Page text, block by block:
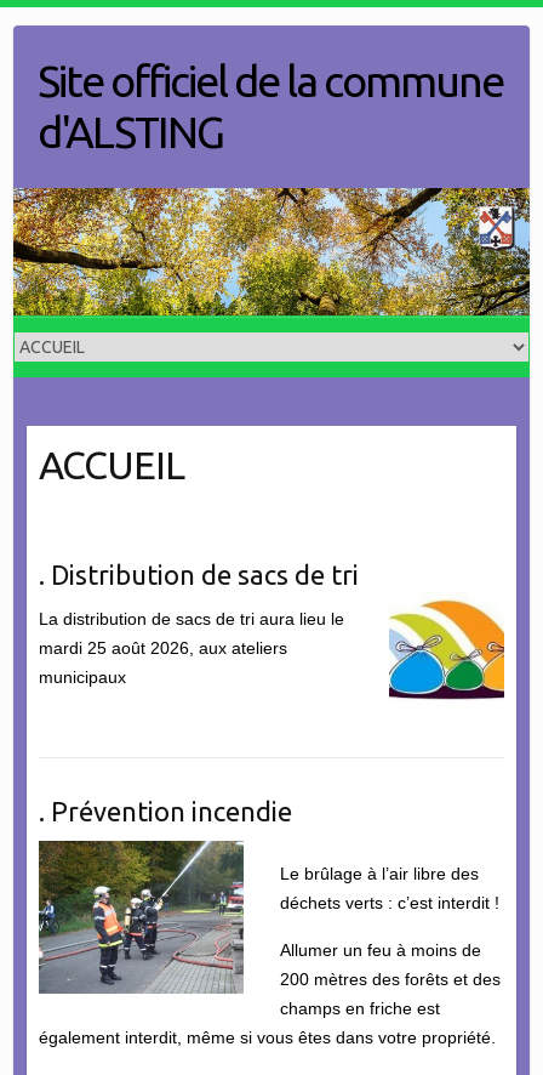
contentSite officiel de la commune
d'ALSTING
ACCUEIL
. Distribution de sacs de tri
La distribution de sacs de tri aura lieu le
mardi 25 août 2026, aux ateliers
municipaux
. Prévention incendie
Le brûlage à l’air libre des
déchets verts : c’est interdit !
Allumer un feu à moins de
200 mètres des forêts et des
champs en friche est
également interdit, même si vous êtes dans votre propriété.